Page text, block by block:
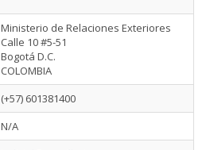
Ministerio de Relaciones Exteriores
Calle 10 #5-51
Bogotá D.C.
COLOMBIA
(+57) 601381400
N/A